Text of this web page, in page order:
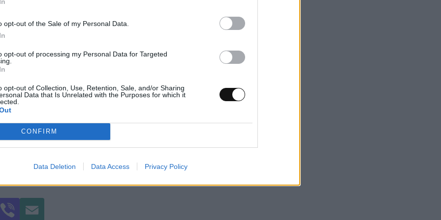
opt-out of the Sale of my Personal Data.
opt-out of processing my Personal Data for Targeted
opt-out of Collection, Use, Retention, Sale, and/or Sharing
Data that Is Unrelated with the Purposes for which it
CONFIRM
Data Deletion Data Access Privacy Policy
που θεωρούσατε φυσιολογικές.
ότι υιοθετήσατε αυτές τις πρακτικές από νεαρή ηλικία, θα
αυτά τα καταστροφικά μοτίβα. Υιοθετώντας μια πιο υγιή
σας, θα καταφέρετε να επιτύχετε επίπεδα επιτυχίας που δεν